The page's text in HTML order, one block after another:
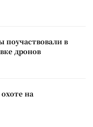
поучаствовали в
дронов
на